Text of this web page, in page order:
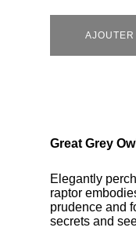
Great Grey
Elegantly
raptor
prudence and
secrets and